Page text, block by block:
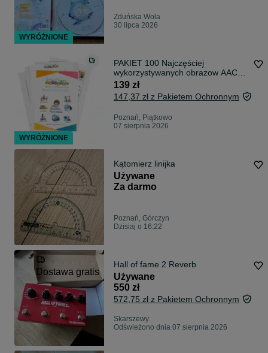
Zduńska Wola
30 lipca 2026
PAKIET 100 Najczęściej
wykorzystywanych obrazow AAC
do planu dnia
139 zł
147,37 zł z Pakietem Ochronnym
Poznań, Piątkowo
07 sierpnia 2026
Kątomierz linijka
Używane
Za darmo
Poznań, Górczyn
Dzisiaj o 16:22
Dostawa gratis
Hall of fame 2 Reverb
Używane
550 zł
572,75 zł z Pakietem Ochronnym
Skarszewy
Odświeżono dnia 07 sierpnia 2026
WYRÓŻNIONE
WYRÓŻNIONE